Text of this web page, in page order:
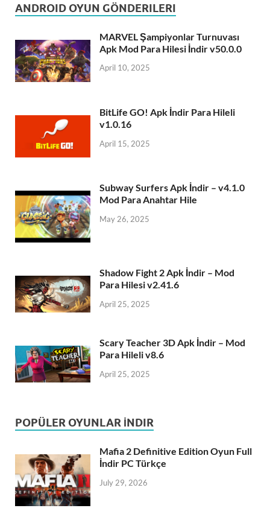
ANDROID OYUN GÖNDERILERI
MARVEL Şampiyonlar Turnuvası
Apk Mod Para Hilesi İndir v50.0.0
April 10, 2025
BitLife GO! Apk İndir Para Hileli
v1.0.16
April 15, 2025
Subway Surfers Apk İndir – v4.1.0
Mod Para Anahtar Hile
May 26, 2025
Shadow Fight 2 Apk İndir – Mod
Para Hilesi v2.41.6
April 25, 2025
Scary Teacher 3D Apk İndir – Mod
Para Hileli v8.6
April 25, 2025
POPÜLER OYUNLAR İNDIR
Mafia 2 Definitive Edition Oyun Full
İndir PC Türkçe
July 29, 2026